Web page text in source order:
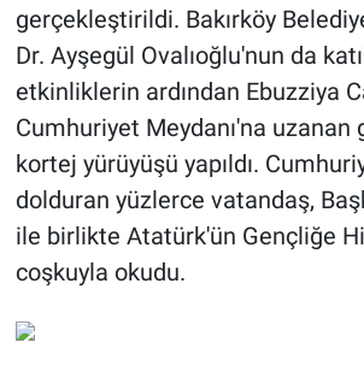
gerçekleştirildi. Bakırköy
Dr. Ayşegül Ovalıoğlu'nun da
etkinliklerin ardından Ebuzziya
Cumhuriyet Meydanı'na uzanan
kortej yürüyüşü yapıldı.
dolduran yüzlerce vatandaş,
ile birlikte Atatürk'ün Gençliğe
coşkuyla okudu.